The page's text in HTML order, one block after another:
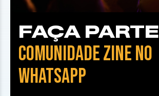
FAÇA PARTE
COMUNIDADE ZINE NO
WHATSAPP